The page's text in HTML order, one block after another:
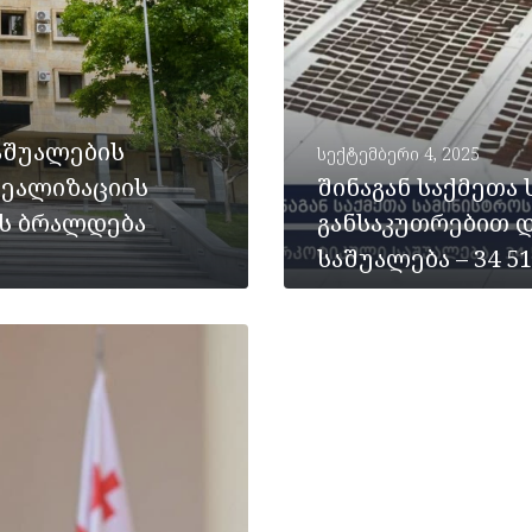
ბრალდება
სექტემბერი 4, 2025
შინაგან
განსაკუთრებით
საშუალება – 34